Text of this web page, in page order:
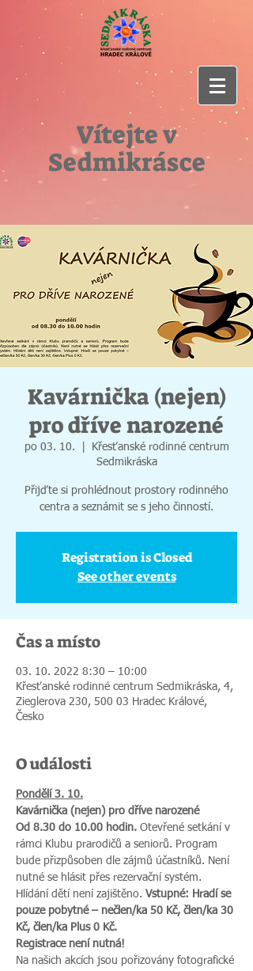
Vítejte v
Sedmikrásce
Kavárnička (nejen)
pro dříve narozené
po 03. 10.
Křesťanské rodinné centrum
Sedmikráska
Přijďte si prohlédnout prostory rodinného
centra a seznámit se s jeho činností.
Registration is Closed
See other events
Čas a místo
03. 10. 2022 8:30 – 10:00
Křesťanské rodinné centrum Sedmikráska, 4,
Zieglerova 230, 500 03 Hradec Králové,
Česko
O události
Pondělí 3. 10.
Kavárnička (nejen) pro dříve narozené
Od 8.30 do 10.00 hodin. Otevřené setkání v
rámci Klubu prarodičů a seniorů. Program
bude přizpůsoben dle zájmů účastníků. Není
nutné se hlásit přes rezervační systém.
Hlídání dětí není zajištěno. Vstupné: Hradí se
pouze pobytné – nečlen/ka 50 Kč, člen/ka 30
Kč, člen/ka Plus 0 Kč.
Registrace není nutná!
Na našich akcích jsou pořizovány fotografické